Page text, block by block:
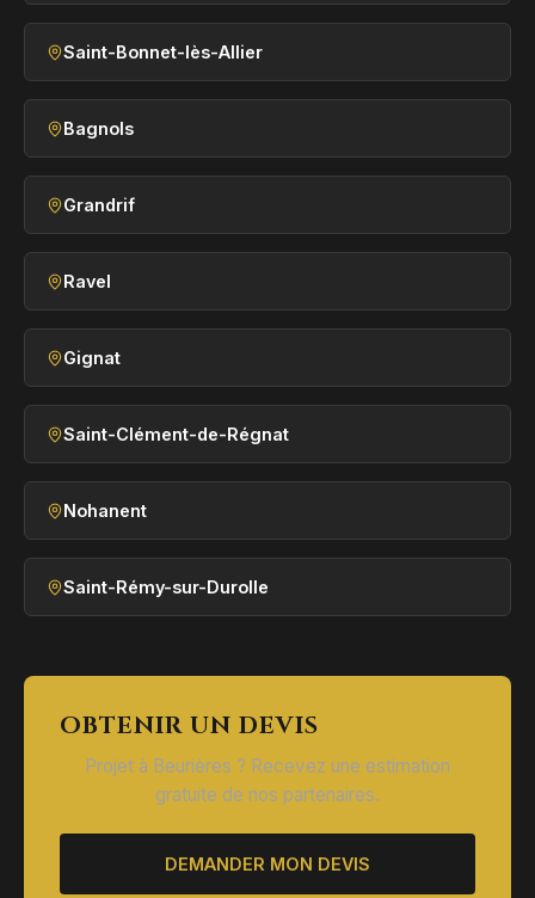
Saint-Bonnet-lès-Allier
Bagnols
Grandrif
Ravel
Gignat
Saint-Clément-de-Régnat
Nohanent
Saint-Rémy-sur-Durolle
OBTENIR UN DEVIS
Projet à Beurières ? Recevez une estimation
gratuite de nos partenaires.
DEMANDER MON DEVIS